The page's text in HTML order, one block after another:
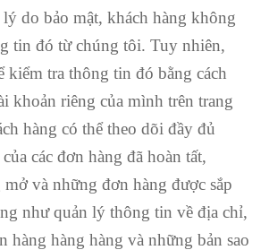
do bảo mật, khách hàng không
tin đó từ chúng tôi. Tuy nhiên,
kiểm tra thông tin đó bằng cách
khoản riêng của mình trên trang
hàng có thể theo dõi đầy đủ
các đơn hàng đã hoàn tất,
và những đơn hàng được sắp
như quản lý thông tin về địa chỉ,
hàng hàng hàng và những bản sao